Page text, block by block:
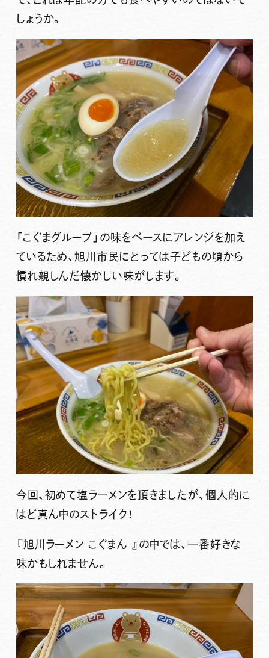
しょうか。
「こぐまグループ」の味をベースにアレンジを加え
ているため、旭川市民にとっては子どもの頃から
慣れ親しんだ懐かしい味がします。
今回、初めて塩ラーメンを頂きましたが、個人的に
はど真ん中のストライク！
『旭川ラーメン こぐまん 』 の中では、一番好きな
味かもしれません。